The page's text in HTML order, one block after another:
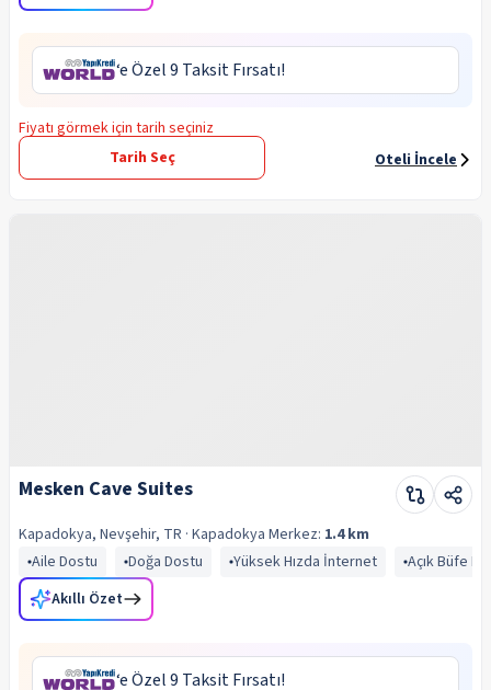
‘e Özel 9 Taksit Fırsatı!
Fiyatı görmek için tarih seçiniz
Tarih Seç
Oteli İncele
Mesken Cave Suites
Kapadokya, Nevşehir, TR · Kapadokya Merkez: 1.4 km
Aile Dostu
Doğa Dostu Yüksek Hızda İnternet
Açık Büfe
Akıllı Özet
‘e Özel 9 Taksit Fırsatı!